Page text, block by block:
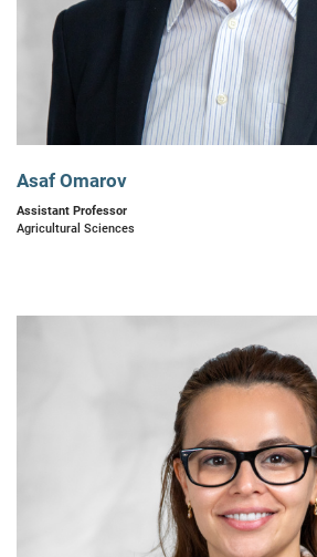
Asaf Omarov
Assistant Professor
Agricultural Sciences